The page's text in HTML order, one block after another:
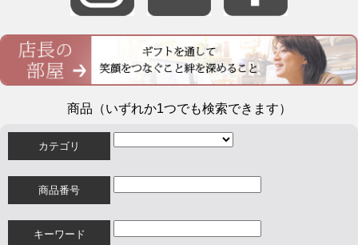
商品（いずれか1つでも検索できます）
カテゴリ
商品番号
キーワード